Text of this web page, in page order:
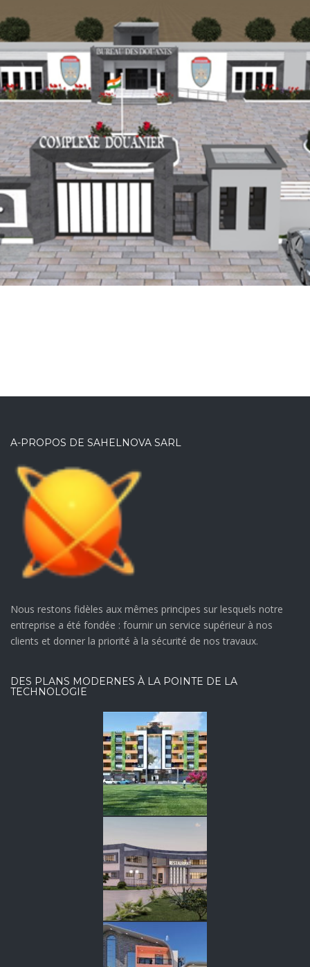
Bureau des Douanes
Diffa, Maradi, Tahoua
A-PROPOS DE SAHELNOVA SARL
Nous restons fidèles aux mêmes principes sur lesquels notre
entreprise a été fondée : fournir un service supérieur à nos
clients et donner la priorité à la sécurité de nos travaux.
DES PLANS MODERNES À LA POINTE DE LA
TECHNOLOGIE